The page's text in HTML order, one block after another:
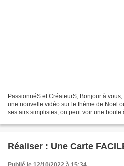
PassionnéS et CréateurS, Bonjour à
une nouvelle vidéo sur le thème de Noël
ses airs simplistes, on peut voir une
Réaliser : Une Carte
Publié le 12/10/2022 à 15:34